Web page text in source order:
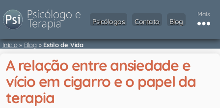
Psicólogos Contato Blog
Mais
Início» Blog»Estilo de Vida
A relação entre ansiedade e
vício em cigarro e o papel da
terapia